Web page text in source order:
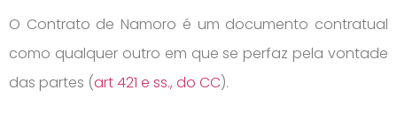
O Contrato de Namoro é um documento contratual
como qualquer outro em que se perfaz pela vontade
das partes (art 421 e ss., do CC).